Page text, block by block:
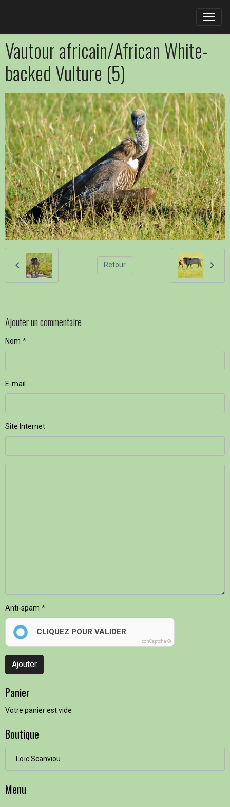
Vautour africain/African White-
backed Vulture (5)
Retour
Ajouter un commentaire
Nom
E-mail
Site Internet
Anti-spam
CLIQUEZ POUR VALIDER
IconCaptcha ©
Ajouter
Panier
Votre panier est vide
Boutique
Loïc Scanviou
Menu